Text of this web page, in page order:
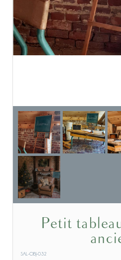
Petit tableau d'écolier
SAL-OBJ-032